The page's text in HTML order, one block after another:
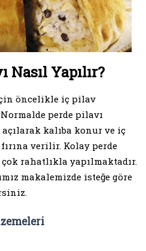
Nasıl Yapılır?
öncelikle iç pilav
perde pilavı
kalıba konur ve iç
verilir. Kolay perde
rahatlıkla yapılmaktadır.
makalemizde isteğe göre